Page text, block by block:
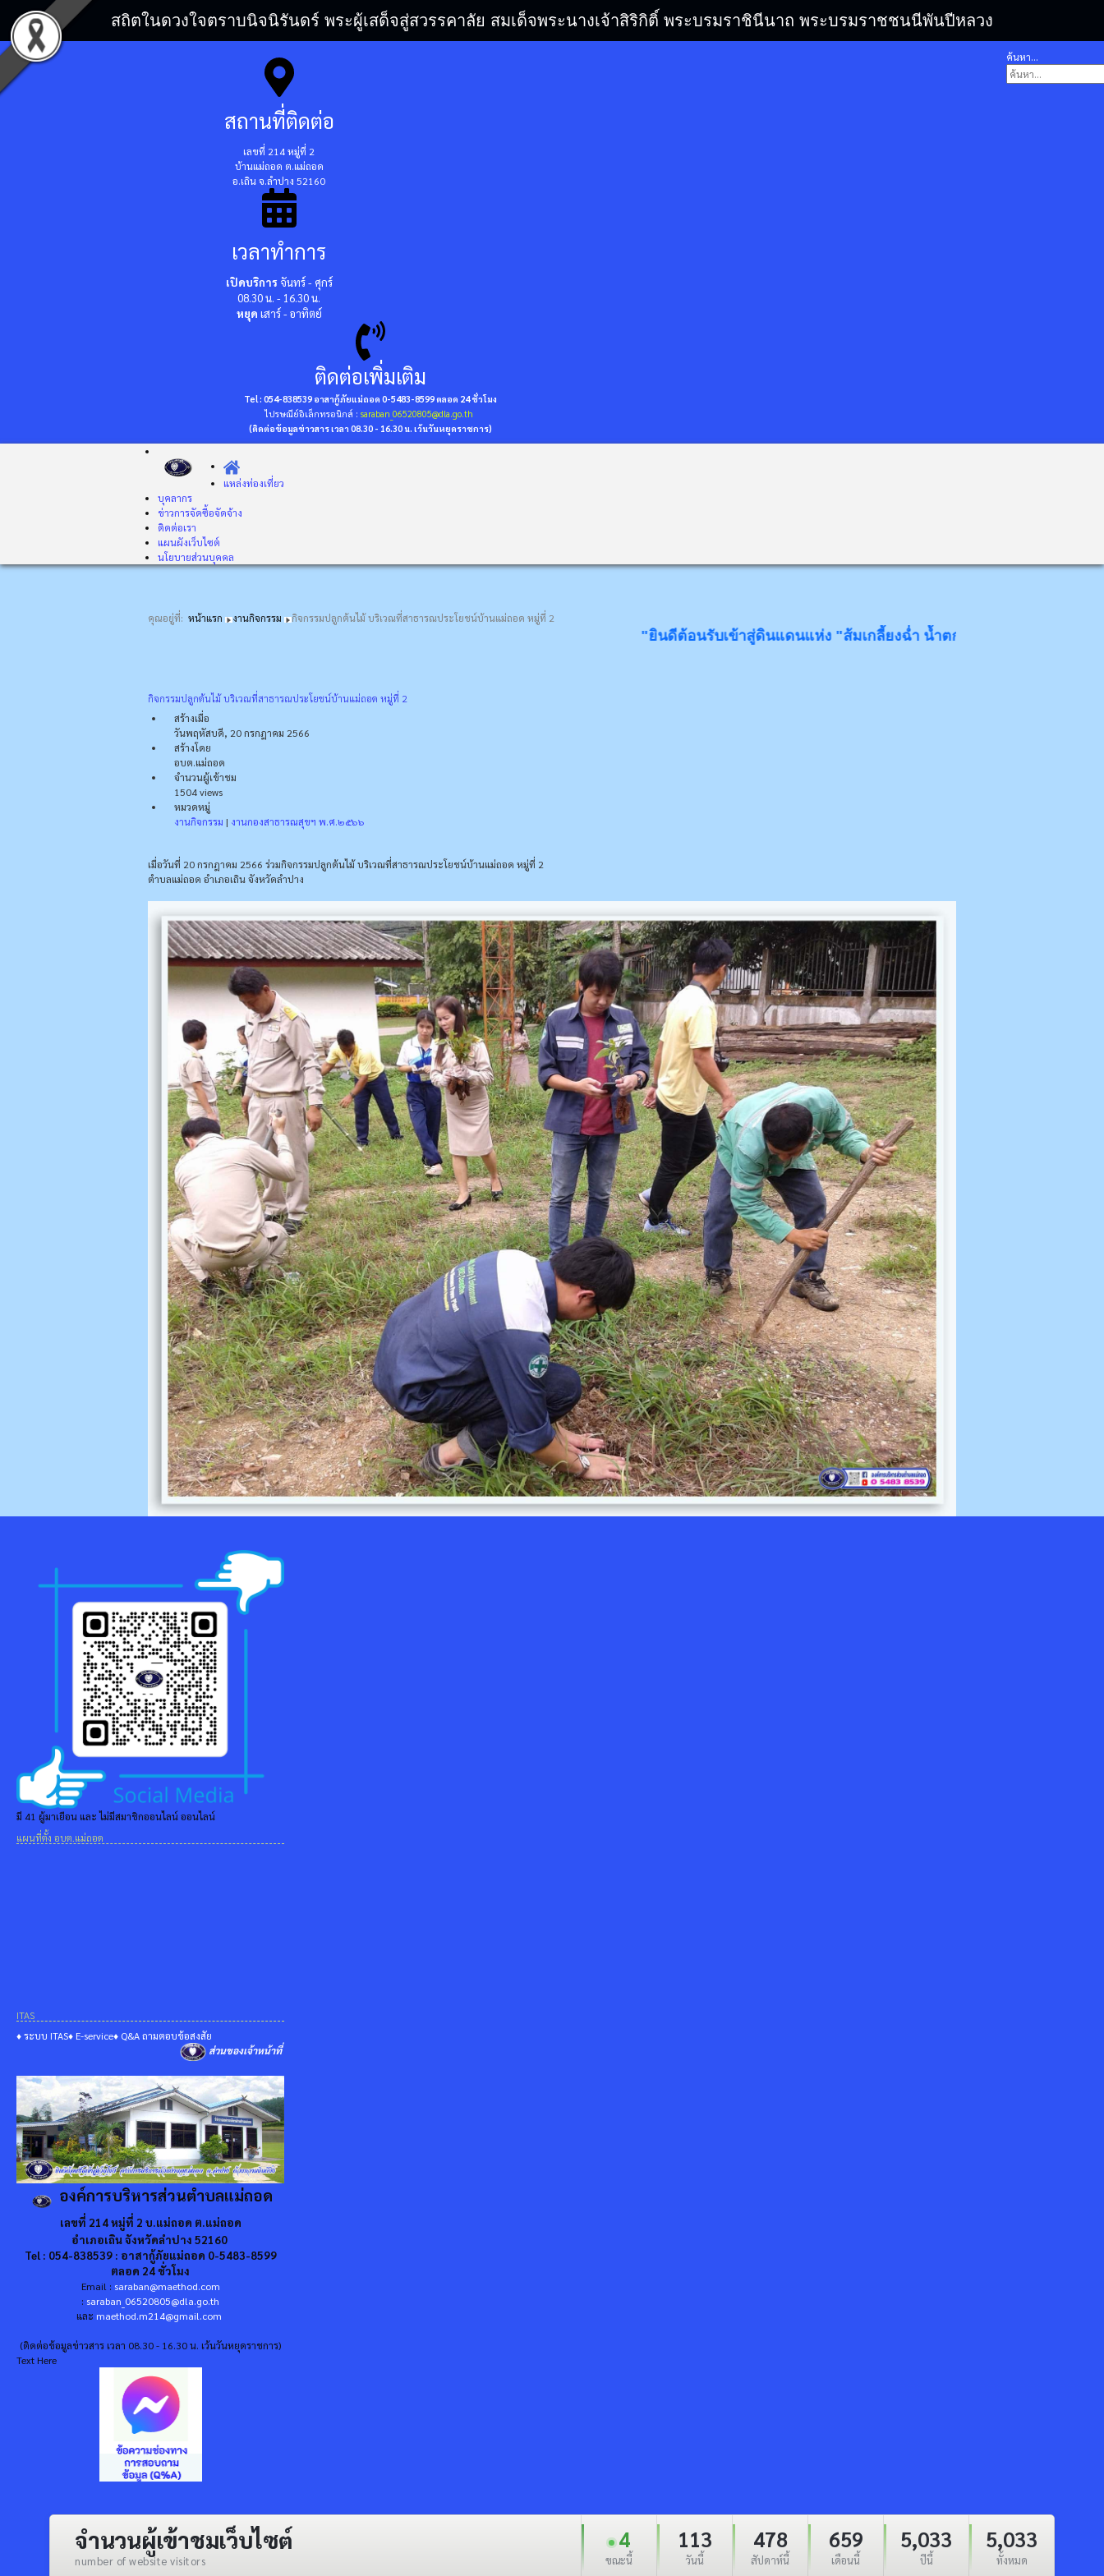
สถิตในดวงใจตราบนิจนิรันดร์ พระผู้เสด็จสู่สวรรคาลัย สมเด็จพระนางเจ้าสิริกิติ์ พระบรมราชินีนาถ พระบรมราชชนนีพันปีหลวง
สถานที่ติดต่อ
เลขที่ 214 หมู่ที่ 2
บ้านแม่ถอด ต.แม่ถอด
อ.เถิน จ.ลำปาง 52160
เวลาทำการ
เปิดบริการ จันทร์ - ศุกร์
08.30 น. - 16.30 น.
หยุด เสาร์ - อาทิตย์
ติดต่อเพิ่มเติม
Tel : 054-838539 อาสากู้ภัยแม่ถอด 0-5483-8599ตลอด 24 ชั่วโมง
ไปรษณีย์อิเล็กทรอนิกส์ :saraban_06520805@dla.go.th
(ติดต่อข้อมูลข่าวสาร เวลา 08.30 - 16.30 น. เว้นวันหยุดราชการ)
ค้นหา...
แหล่งท่องเที่ยว
บุคลากร
ข่าวการจัดซื้อจัดจ้าง
ติดต่อเรา
แผนผังเว็บไซต์
นโยบายส่วนบุคคล
คุณอยู่ที่: หน้าแรก งานกิจกรรม กิจกรรมปลูกต้นไม้ บริเวณที่สาธารณประโยชน์บ้านแม่ถอด หมู่ที่ 2
"ยินดีต้อนรับเข้าสู่ดินแดนแห่ง "ส้มเกลี้ยงฉ่ำ น้ำตกงาม โป่งข่ามขลัง วังหินอ่อน" ด้
กิจกรรมปลูกต้นไม้ บริเวณที่สาธารณประโยชน์บ้านแม่ถอด หมู่ที่ 2
สร้างเมื่อ
วันพฤหัสบดี, 20 กรกฎาคม 2566
สร้างโดย
อบต.แม่ถอด
จำนวนผู้เข้าชม
1504 views
หมวดหมู่
งานกิจกรรม | งานกองสาธารณสุขฯ พ.ศ.๒๕๖๖
เมื่อวันที่ 20 กรกฎาคม 2566 ร่วมกิจกรรมปลูกต้นไม้ บริเวณที่สาธารณประโยชน์บ้านแม่ถอด หมู่ที่ 2
ตำบลแม่ถอด อำเภอเถิน จังหวัดลำปาง
มี 41 ผู้มาเยือน และ ไม่มีสมาชิกออนไลน์ ออนไลน์
แผนที่ตั้ง อบต.แม่ถอด
ITAS
♦ ระบบ ITAS♦ E-service♦ Q&A ถามตอบข้อสงสัย
ส่วนของเจ้าหน้าที่
องค์การบริหารส่วนตำบลแม่ถอด
เลขที่ 214 หมู่ที่ 2 บ.แม่ถอด ต.แม่ถอด
อำเภอเถิน จังหวัดลำปาง 52160
Tel : 054-838539 : อาสากู้ภัยแม่ถอด 0-5483-8599
ตลอด 24 ชั่วโมง
Email : saraban@maethod.com
: saraban_06520805@dla.go.th
และ maethod.m214@gmail.com
(ติดต่อข้อมูลข่าวสาร เวลา 08.30 - 16.30 น. เว้นวันหยุดราชการ)
Text Here
จำนวนผู้เข้าชมเว็บไซต์
number of website visitors
4
ขณะนี้
113
วันนี้
478
สัปดาห์นี้
659
เดือนนี้
5,033
ปีนี้
5,033
ทั้งหมด